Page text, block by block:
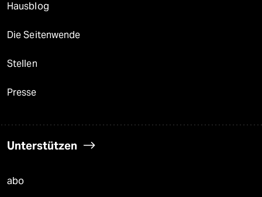
Hausblog
Die Seitenwende
Stellen
Presse
Unterstützen
abo